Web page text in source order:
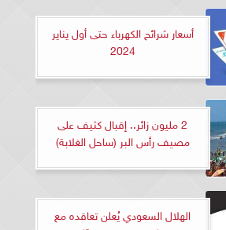
أسعار شرائح الكهرباء حتى أول يناير
2024
2 مليون زائر.. إقبال كثيف على
مصيف رأس البر (ساحل الغلابة)
الهلال السعودي يُعلن تعاقده مع